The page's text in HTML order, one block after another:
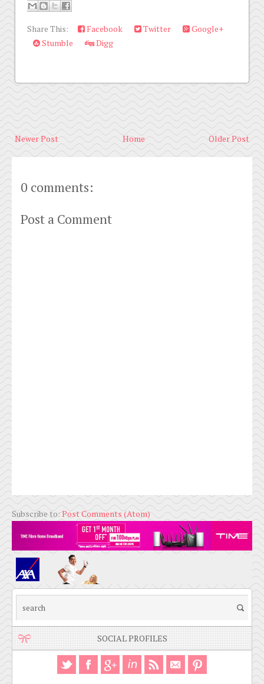
Share This: Facebook Twitter
Google+
Stumble
Digg
Newer Post Older Post
Home
0 comments:
Post a Comment
Subscribe to:Post Comments (Atom)
SOCIAL PROFILES